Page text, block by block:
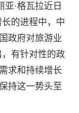
·格瓦拉近日
的进程中，中
政府对旅游业
有针对性的政
求和持续增长
持这一势头至